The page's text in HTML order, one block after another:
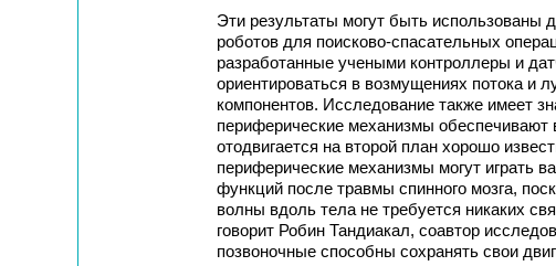
Эти результаты могут быть
роботов для поисково-спасательных
разработанные учеными контроллеры и
ориентироваться в возмущениях потока и
компонентов. Исследование также имеет
периферические механизмы
отодвигается на второй план хорошо
периферические механизмы могут играть
функций после травмы спинного мозга,
волны вдоль тела не требуется никаких
говорит Робин Тандиакал, соавтор
позвоночные способны сохранять свои